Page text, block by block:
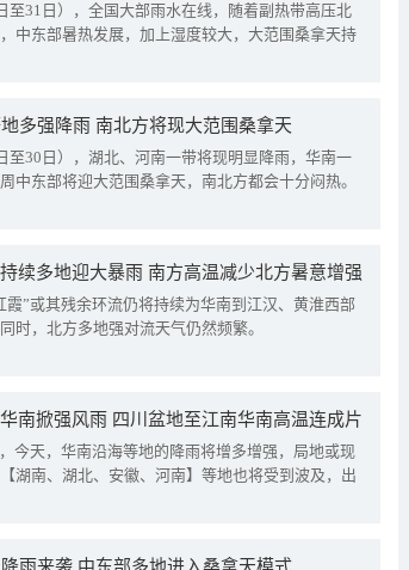
至31日），全国大部雨水在线，随着副热带高压北
中东部暑热发展，加上湿度较大，大范围桑拿天持
多强降雨 南北方将现大范围桑拿天
至30日），湖北、河南一带将现明显降雨，华南一
中东部将迎大范围桑拿天，南北方都会十分闷热。
续多地迎大暴雨 南方高温减少北方暑意增强
霞”或其残余环流仍将持续为华南到江汉、黄淮西部
时，北方多地强对流天气仍然频繁。
南掀强风雨 四川盆地至江南华南高温连成片
今天，华南沿海等地的降雨将增多增强，局地或现
湖南、湖北、安徽、河南】等地也将受到波及，出